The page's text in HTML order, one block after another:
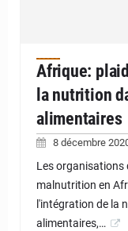
Afrique:
la nutrition
alimentaires
8 décembre
Les organisations
malnutrition en
l'intégration de la
alimentaires,…